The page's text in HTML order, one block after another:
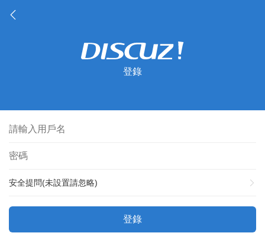
登錄
安全提問(未設置請忽略)
登錄